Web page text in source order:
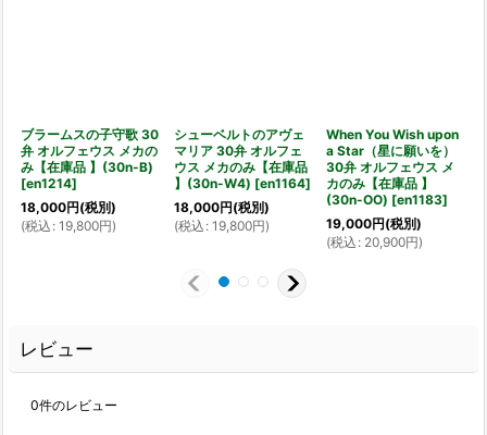
ブラームスの子守歌 30
弁 オルフェウス メカの
み【在庫品 】(30n-B)
[en1214]
18,000円(税別)
(税込 : 19,800円)
シューベルトのアヴェ
マリア 30弁 オルフェ
ウス メカのみ【在庫品
】(30n-W4) [en1164]
18,000円(税別)
(税込 : 19,800円)
When You Wish upon
a Star（星に願いを）
30弁 オルフェウス メ
カのみ【在庫品 】
(30n-OO) [en1183]
19,000円(税別)
(税込 : 20,900円)
レビュー
0件のレビュー